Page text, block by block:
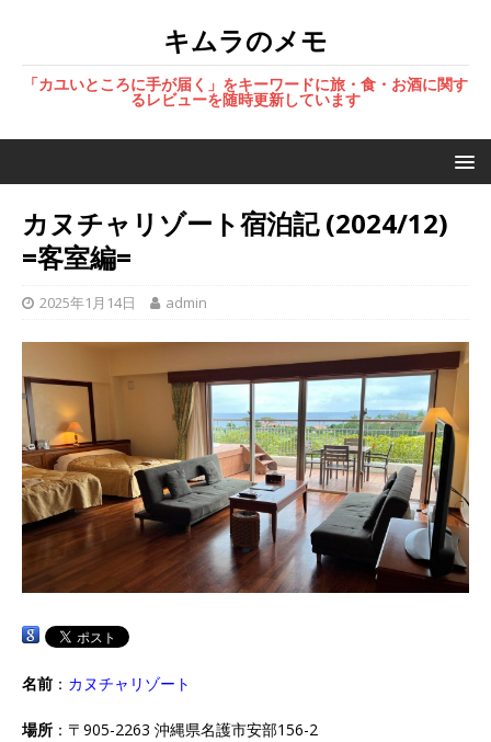
キムラのメモ
「カユいところに手が届く」をキーワードに旅・食・お酒に関す
るレビューを随時更新しています
カヌチャリゾート宿泊記 (2024/12)
=客室編=
2025年1月14日 admin
名前 ： カヌチャリゾート
場所 ：〒905-2263 沖縄県名護市安部156-2